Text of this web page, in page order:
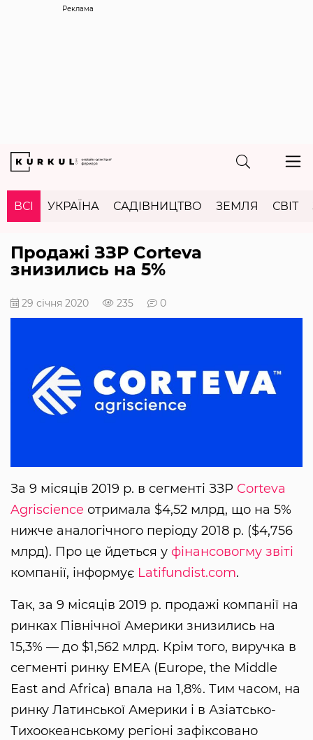
Реклама
ВСІ УКРАЇНА САДІВНИЦТВО ЗЕМЛЯ СВІТ
Продажі ЗЗР Corteva
знизились на 5%
29 січня 2020 235 0
За 9 місяців 2019 р. в сегменті ЗЗР Corteva
Agriscience отримала $4,52 млрд, що на 5%
нижче аналогічного періоду 2018 р. ($4,756
млрд). Про це йдеться у фінансовогму звіті
компанії, інформує Latifundist.com.
Так, за 9 місяців 2019 р. продажі компанії на
ринках Північної Америки знизились на
15,3% — до $1,562 млрд. Крім того, виручка в
сегменті ринку EMEA (Europe, the Middle
East and Africa) впала на 1,8%. Тим часом, на
ринку Латинської Америки і в Азіатсько-
Тихоокеанському регіоні зафіксовано